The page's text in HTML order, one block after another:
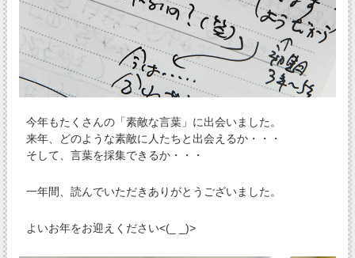
今年もたくさんの「素敵な言葉」に出会いました。
来年、どのような素敵に人たちと出会えるか・・・
そして、言葉を採集できるか・・・
一年間、読んでいただきありがとうございました。
よいお年をお迎えください<(_ _)>